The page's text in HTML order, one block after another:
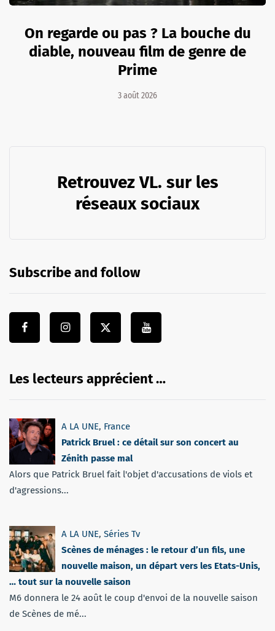
On regarde ou pas ? La bouche du
diable, nouveau film de genre de
Prime
3 août 2026
Retrouvez VL. sur les
réseaux sociaux
Subscribe and follow
Les lecteurs apprécient …
A LA UNE, France
Patrick Bruel : ce détail sur son concert au
Zénith passe mal
Alors que Patrick Bruel fait l'objet d'accusations de viols et
d'agressions...
A LA UNE, Séries Tv
Scènes de ménages : le retour d’un fils, une
nouvelle maison, un départ vers les Etats-Unis,
… tout sur la nouvelle saison
M6 donnera le 24 août le coup d'envoi de la nouvelle saison
de Scènes de mé...